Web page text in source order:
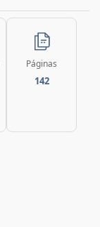
Páginas
142